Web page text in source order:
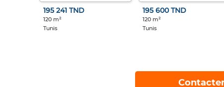
195 241 TND
120 m²
Tunis
195 600 TND
120 m²
Tunis